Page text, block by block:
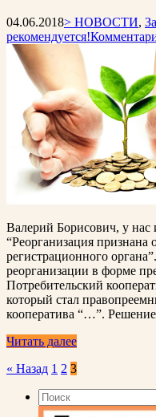
04.06.2018> НОВОСТИ,
рекомендуется!
Валерий Борисович, у нас
“Реорганизация
регистрационного
реорганизации в форме
Потребительский
который стал
кооператива “…”.
Читать далее
Пагинация
записей
« Назад 1 2 3